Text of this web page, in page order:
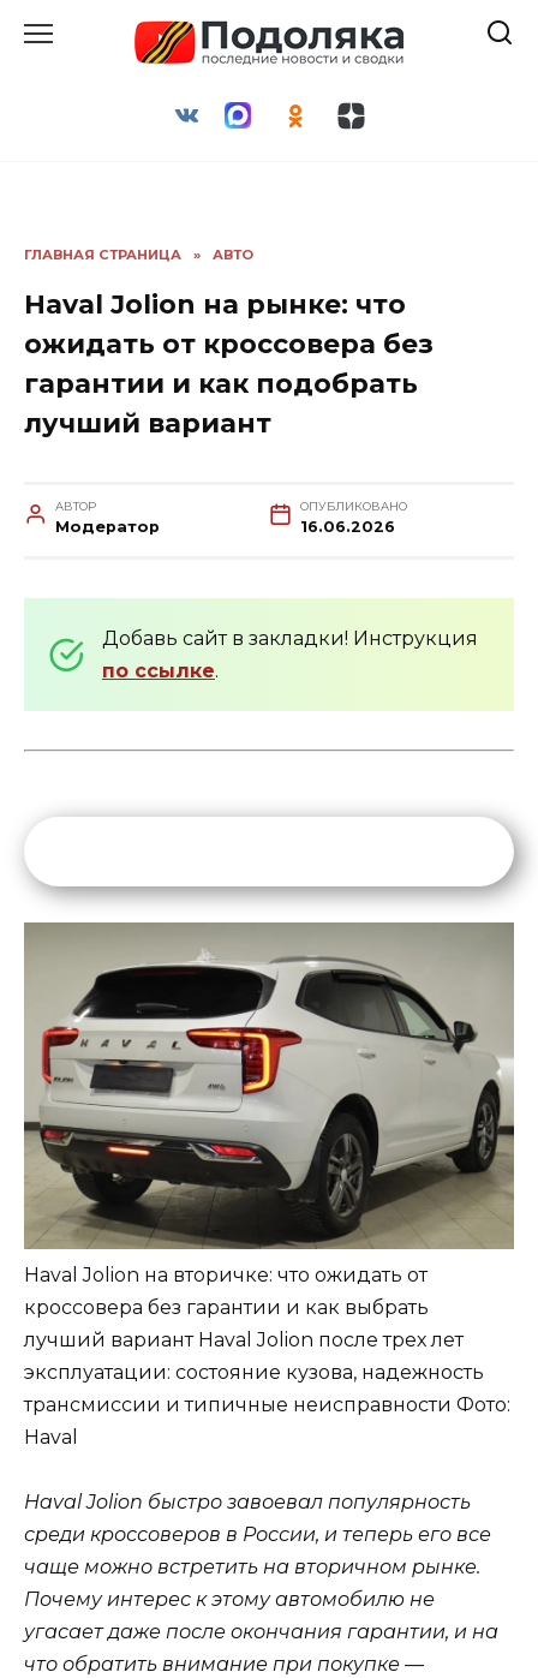
ГЛАВНАЯ СТРАНИЦА » АВТО
Haval Jolion на рынке: что
ожидать от кроссовера без
гарантии и как подобрать
лучший вариант
АВТОР
Модератор
ОПУБЛИКОВАНО
16.06.2026
Добавь сайт в закладки! Инструкция
по ссылке.
Haval Jolion на вторичке: что ожидать от
кроссовера без гарантии и как выбрать
лучший вариант Haval Jolion после трех лет
эксплуатации: состояние кузова, надежность
трансмиссии и типичные неисправности Фото:
Haval
Haval Jolion быстро завоевал популярность
среди кроссоверов в России, и теперь его все
чаще можно встретить на вторичном рынке.
Почему интерес к этому автомобилю не
угасает даже после окончания гарантии, и на
что обратить внимание при покупке —